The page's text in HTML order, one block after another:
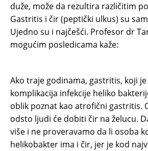
duže, može da rezultira različitim
Gastritis i čir (peptički ulkus) su
Ujedno su i najčešći. Profesor dr
mogućim posledicama kaže:
Ako traje godinama, gastritis, koji je
komplikacija infekcije heliko
oblik poznat kao atrofični gastritis.
odsto ljudi će dobiti čir na želucu.
više i ne proveravamo da li osoba
helikobakter ima i čir, jer je kod